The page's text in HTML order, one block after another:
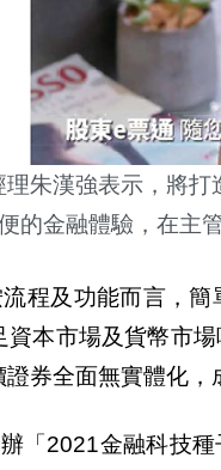
朱漢強表示，將
的金融體驗，在主
程及功能而言，簡
資本市場及貨幣市場
證券全面無實體化，
辦 「 2021金融科技